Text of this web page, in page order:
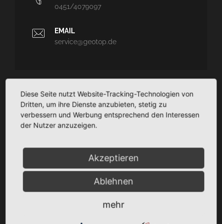
0451/4079097
EMAIL
service@geotop.de
GEOTOP
Ingenieurvermessung und Architekturvermessung - CAD-
Planungssupport - Dokumentation
Liegenschaftsmanagement
SITEMAP
Diese Seite nutzt Website-Tracking-Technologien von
Dritten, um ihre Dienste anzubieten, stetig zu
verbessern und Werbung entsprechend den Interessen
der Nutzer anzuzeigen.
Akzeptieren
Ablehnen
mehr